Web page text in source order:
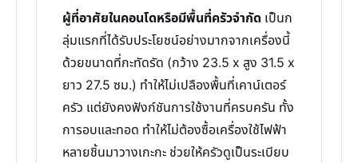
ผู้ที่อาศัยในคอนโดหรือมีพื้นที่ครัวจำกัด เป็นก
ลุ่มแรกที่ได้รับประโยชน์อย่างมากจากเครื่องนี้
ด้วยขนาดที่กะทัดรัด (กว้าง 23.5 x สูง 31.5 x
ยาว 27.5 ซม.) ทำให้ไม่เปลืองพื้นที่เคาน์เตอร์
ครัว แต่ยังคงฟังก์ชันการใช้งานที่ครบครัน ทั้ง
การอบและทอด ทำให้ไม่ต้องซื้อเครื่องใช้ไฟฟ้า
หลายชิ้นมาวางเกะกะ ช่วยให้ครัวดูเป็นระเบียบ